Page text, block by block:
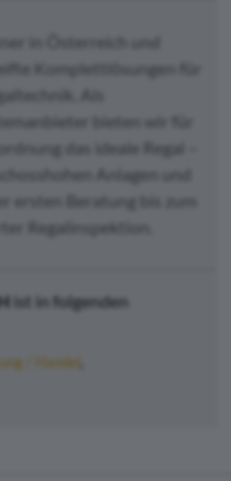
in Österreich und
Komplettlösungen für
Als
bieten wir für
das ideale Regal –
Anlagen und
ersten Beratung bis zum
Regalinspektion.
ist in folgenden
/ Handel